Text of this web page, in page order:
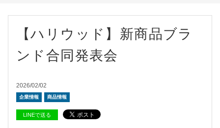
【ハリウッド】新商品ブラ
ンド合同発表会
2026/02/02
企業情報 商品情報
LINEで送る